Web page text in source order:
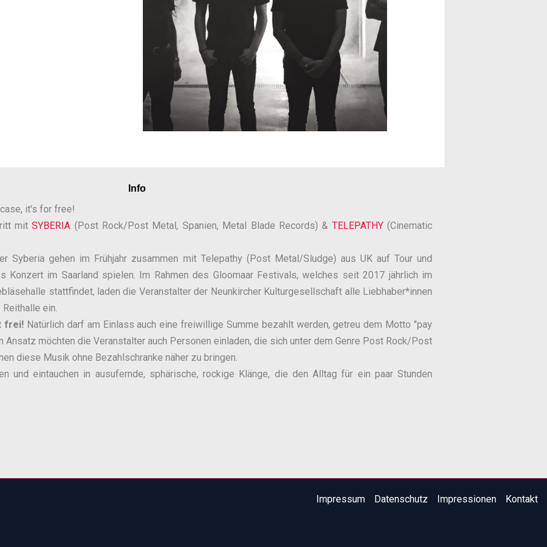
Info
it's for free!
mitSYBERIA (Post Rock/Post Metal, Spanien, Metal Blade Records) & TELEPATHY(Cinematic
Syberia gehen im Frühjahr zusammen mit Telepathy (Post Metal/Sludge) aus UK auf Tour und
Konzert im Saarland spielen. Im Rahmen des Gloomaar Festivals, welches seit 2017 jährlich im
stattfindet, laden die Veranstalter der Neunkircher Kulturgesellschaft alle Liebhaber*innen
ein.
frei! Natürlich darf am Einlass auch eine freiwillige Summe bezahlt werden, getreu dem Motto "pay
Ansatz möchten die Veranstalter auch Personen einladen, die sich unter dem Genre Post Rock/Post
diese Musik ohne Bezahlschranke näher zu bringen.
und eintauchen in ausufernde, sphärische, rockige Klänge, die den Alltag für ein paar Stunden
Impressum Datenschutz Impressionen Kontakt